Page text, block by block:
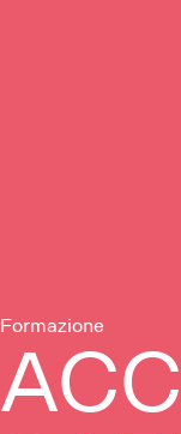
Formazione